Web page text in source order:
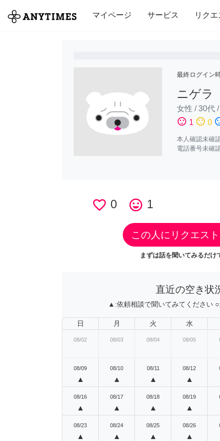
マイページ サービス リクエ
全て 修理・組立 家事 引っ越し
最終ログイン
ニゲラ
女性 /30代 /
sentiment_satisfied 1 sentiment_neutral 0
本人確認未確
電話番号未確
favorite_border 0 tag_faces 1
この人にリクエス
まずは話を聞いてみるだけ
直近の空き状
▲:依頼相談で聞いてみてください ○:
日 月 火 水
08/02 08/03 08/04 08/05
08/09
▲
08/10
▲
08/11
▲
08/12
▲
08/16
▲
08/17
▲
08/18
▲
08/19
▲
08/23
▲
08/24
▲
08/25
▲
08/26
▲